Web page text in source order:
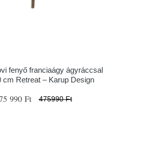
fenyő franciaágy ágyráccsal
cm Retreat – Karup Design
990 Ft 475990 Ft